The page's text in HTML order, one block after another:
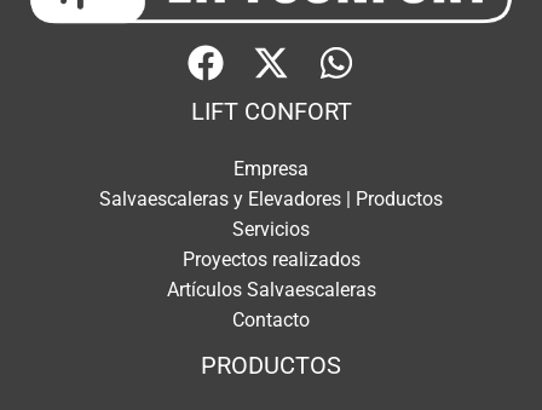
LIFT CONFORT
Empresa
Salvaescaleras y Elevadores | Productos
Servicios
Proyectos realizados
Artículos Salvaescaleras
Contacto
PRODUCTOS